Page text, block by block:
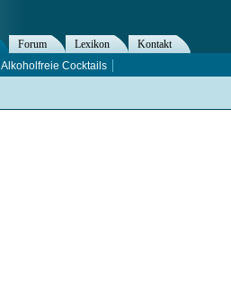
Forum Lexikon
Kontakt
Alkoholfreie Cocktails